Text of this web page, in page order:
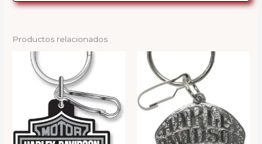
Productos relacionados